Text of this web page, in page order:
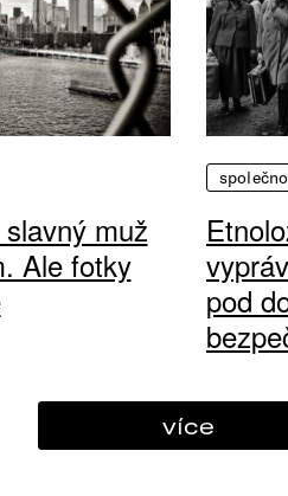
muž
Ale fotky
pod
více